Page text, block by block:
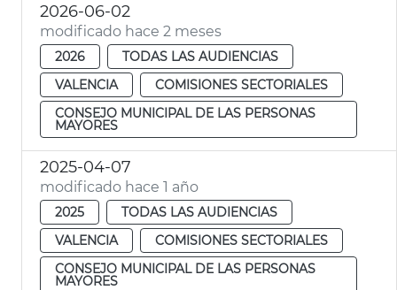
2026-06-02
modificado hace 2 meses
2026
TODAS LAS AUDIENCIAS
VALENCIA
COMISIONES SECTORIALES
CONSEJO MUNICIPAL DE LAS PERSONAS
MAYORES
2025-04-07
modificado hace 1 año
2025
TODAS LAS AUDIENCIAS
VALENCIA
COMISIONES SECTORIALES
CONSEJO MUNICIPAL DE LAS PERSONAS
MAYORES